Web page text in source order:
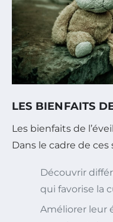
LES BIENFAITS
Les bienfaits de
Dans le cadre de
Découvrir
qui favorise la
Améliorer leur